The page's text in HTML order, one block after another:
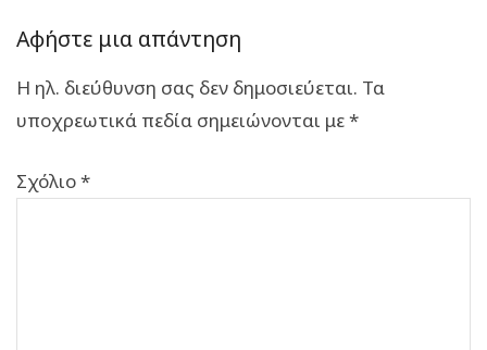
Αφήστε μια απάντηση
Η ηλ. διεύθυνση σας δεν δημοσιεύεται. Τα
υποχρεωτικά πεδία σημειώνονται με*
Σχόλιο*